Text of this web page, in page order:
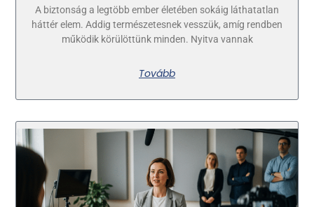
A biztonság a legtöbb ember életében sokáig láthatatlan
háttér elem. Addig természetesnek vesszük, amíg rendben
működik körülöttünk minden. Nyitva vannak
Tovább